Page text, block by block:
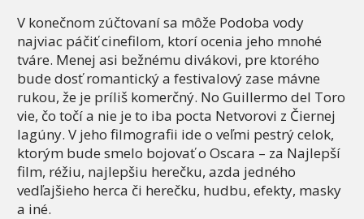
V konečnom zúčtovaní sa môže Podoba vody
najviac páčiť cinefilom, ktorí ocenia jeho mnohé
tváre. Menej asi bežnému divákovi, pre ktorého
bude dosť romantický a festivalový zase mávne
rukou, že je príliš komerčný. No Guillermo del Toro
vie, čo točí a nie je to iba pocta Netvorovi z Čiernej
lagúny. V jeho filmografii ide o veľmi pestrý celok,
ktorým bude smelo bojovať o Oscara – za Najlepší
film, réžiu, najlepšiu herečku, azda jedného
vedľajšieho herca či herečku, hudbu, efekty, masky
a iné.